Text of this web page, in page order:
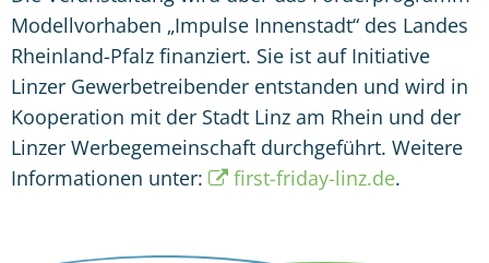
Modellvorhaben „Impulse Innenstadt“ des Landes
Rheinland-Pfalz finanziert. Sie ist auf Initiative
Linzer Gewerbetreibender entstanden und wird in
Kooperation mit der Stadt Linz am Rhein und der
Linzer Werbegemeinschaft durchgeführt. Weitere
Informationen unter:
first-friday-linz.de.